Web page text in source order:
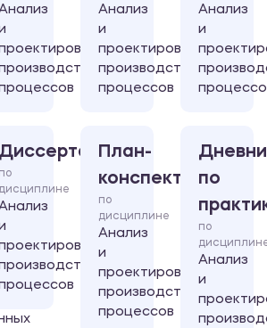
Анализ
и
проектирование
производственных
процессов
Анализ
и
Диссертация
по
дисциплине
План-
конспект
по
дисциплине
Анализ
и
проектирование
производственных
процессов
по
по
Анализ
и